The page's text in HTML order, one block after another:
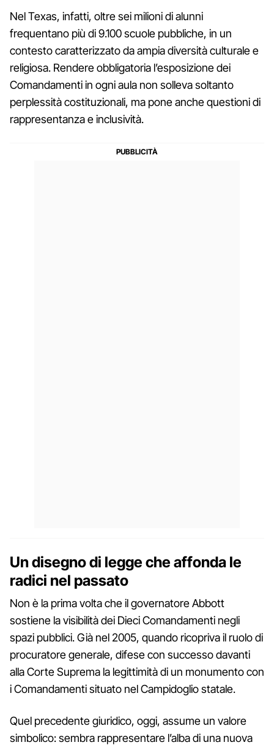
Nel Texas, infatti, oltre sei milioni di alunni
frequentano più di 9.100 scuole pubbliche, in un
contesto caratterizzato da ampia diversità culturale e
religiosa. Rendere obbligatoria l’esposizione dei
Comandamenti in ogni aula non solleva soltanto
perplessità costituzionali, ma pone anche questioni di
rappresentanza e inclusività.
Un disegno di legge che affonda le
radici nel passato
Non è la prima volta che il governatore Abbott
sostiene la visibilità dei Dieci Comandamenti negli
spazi pubblici. Già nel 2005, quando ricopriva il ruolo di
procuratore generale, difese con successo davanti
alla Corte Suprema la legittimità di un monumento con
i Comandamenti situato nel Campidoglio statale.
Quel precedente giuridico, oggi, assume un valore
simbolico: sembra rappresentare l’alba di una nuova